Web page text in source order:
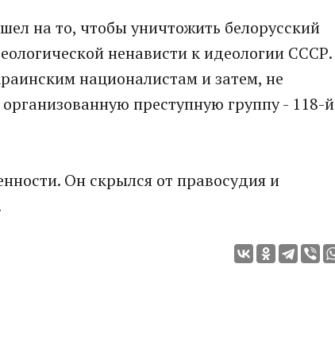
на то, чтобы уничтожить белорусский
ненависти к идеологии СССР.
националистам и затем, не
преступную группу - 118-й
Он скрылся от правосудия и